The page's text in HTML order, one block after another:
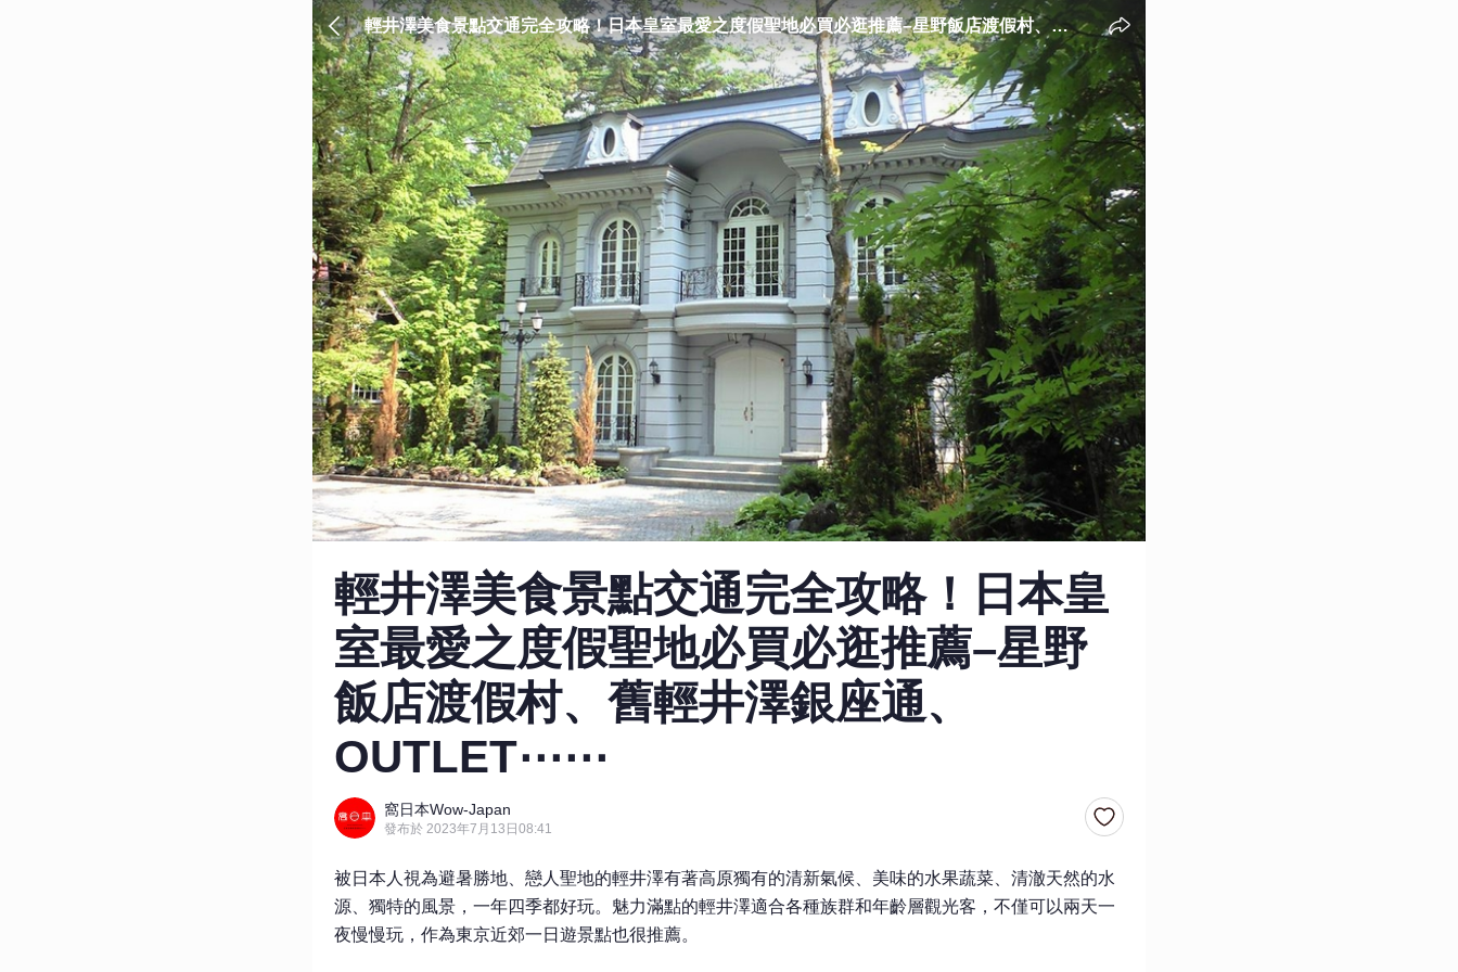
輕井澤美食景點交通完全攻略！日本皇室最愛之度假聖地必買必逛推薦–星野飯店渡假村、舊
輕井澤銀座通、OUTLET⋯⋯
輕井澤美食景點交通完全攻略！日本皇
室最愛之度假聖地必買必逛推薦–星野
飯店渡假村、舊輕井澤銀座通、
OUTLET⋯⋯
窩日本Wow-Japan
發布於 2023年7月13日08:41
被日本人視為避暑勝地、戀人聖地的輕井澤有著高原獨有的清新氣候、美味的水果蔬菜、清澈天然的水
源、獨特的風景，一年四季都好玩。魅力滿點的輕井澤適合各種族群和年齡層觀光客，不僅可以兩天一
夜慢慢玩，作為東京近郊一日遊景點也很推薦。